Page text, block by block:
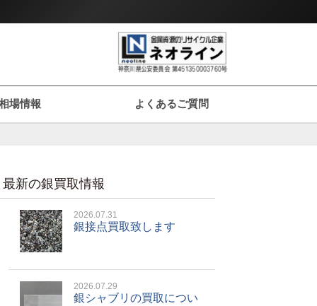
場情報 よくあるご質問
最新の銀買取情報
2026.07.31
銀接点買取致します
2026.07.29
銀シャブリの買取につい